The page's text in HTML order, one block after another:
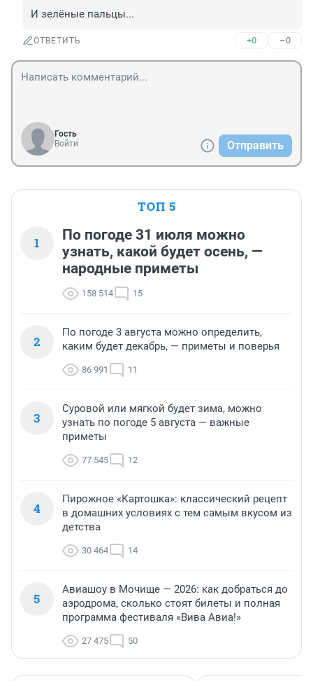
И зелёные пальцы...
ОТВЕТИТЬ +0 –0
Гость
Войти
Отправить
ТОП 5
1
По погоде 31 июля можно
узнать, какой будет осень, —
народные приметы
158 514 15
2
По погоде 3 августа можно определить,
каким будет декабрь, — приметы и поверья
86 991 11
3
Суровой или мягкой будет зима, можно
узнать по погоде 5 августа — важные
приметы
77 545 12
4
Пирожное «Картошка»: классический рецепт
в домашних условиях с тем самым вкусом из
детства
30 464 14
5
Авиашоу в Мочище — 2026: как добраться до
аэродрома, сколько стоят билеты и полная
программа фестиваля «Вива Авиа!»
27 475 50